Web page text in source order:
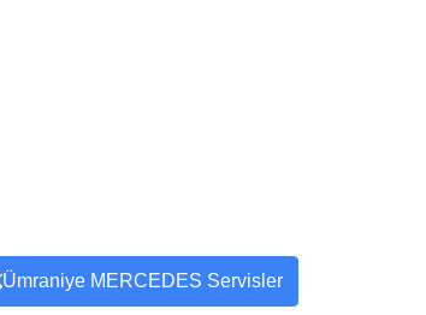
Ümraniye MERCEDES Servisler